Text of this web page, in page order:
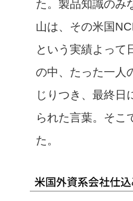
た。製品知識のみ
山は、その米国
という実績よって
の中、たった一人
じりつき、最終日
られた言葉。そこ
た。